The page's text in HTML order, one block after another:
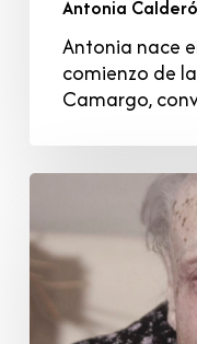
Antonia
Antonia nace
comienzo de
Camargo,
María
Pérez